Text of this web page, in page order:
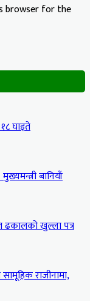
browser for the
घाइते
बानियाँ
ढकालको खुल्ला पत्र
सामूहिक राजीनामा,